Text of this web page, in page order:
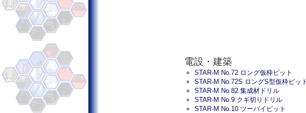
電設・建築
STAR-M No.72 ロング仮枠ビット
STAR-M No.72S ロングS型仮枠ビット
STAR-M No.82 集成材ドリル
STAR-M No.9 クギ切りドリル
STAR-M No.10 ツーバイビット